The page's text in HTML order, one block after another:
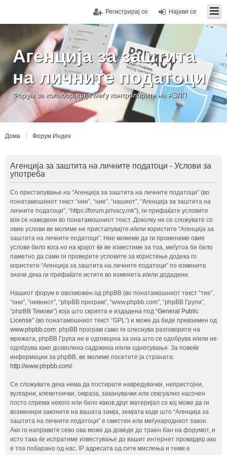
Најави се
Регистрирај се
Агенција за заштита
на личните податоци
Форум за колаборација меѓу контролорите на АЗЛП
Дома Форум Индех
Агенција за заштита на личните податоци - Услови за
употреба
Со пристапување на “Агенција за заштита на личните податоци” (во
понатамошниот текст “ние”, “ние”, “нашиот”, “Агенција за заштита на
личните податоци”, “https://forum.privacy.mk”), ги прифаќате условите
кои се наведени во понатамошниот текст. Доколку не се сложувате со
овие услови ве молиме не пристапувајте и/или користите “Агенција за
заштита на личните податоци”. Ние можеме да ги промениме овие
услови било кога но на крајот ќе ве известиме за тоа, меѓутоа би било
паметно да сами ги проверите условите за користење додека го
користите “Агенција за заштита на личните податоци” по измените
значи дека ги прифаќате истите во изменета и/или додадени.
Нашиот форум е овозможен од phpBB (во понатамошниот текст “тие”,
“они”, “нивниот”, “phpBB програм”, “www.phpbb.com”, “phpBB Групи”,
“phpBB Тимови”) која што скрипта е издадена под “General Public
License” (во понатамошниот текст “GPL”) и може да биде превземен од
www.phpbb.com. phpBB програм само ги олеснува разговорите на
мрежата, phpBB Група не е одговорна за она што се одобрува и/или не
одобрува како дозволена садржина и/или однесување. За повеќе
информации за phpBB, ве молиме посетете ја страната:
http://www.phpbb.com/.
Се сложувате дека нема да постирате навредувачки, непристојни,
вулгарни, клеветнички, омраза, заканувачки или сексуално насочен
посто спрема некого или било каков друг материјал со кој може да ги
возменири законите на вашата замја, земјата каде што “Агенција за
заштита на личните податоци” е сместен или меѓународниот закон.
Ако го направите сево ова може да доведе до траен бан на форумот, и
исто така ќе испратиме известување до вашит интернет провајдер ако
е тоа побарано од нас. IP адресата од сите мислења и теми е